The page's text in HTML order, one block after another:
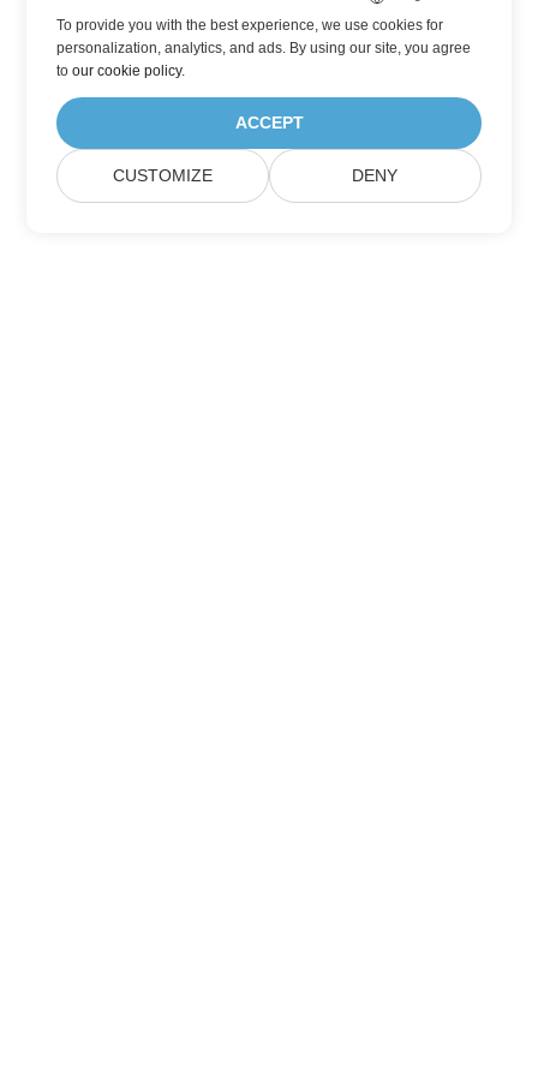
To provide you with the best experience, we use cookies for
personalization, analytics, and ads. By using our site, you agree
toour cookie policy.
ACCEPT
CUSTOMIZE DENY